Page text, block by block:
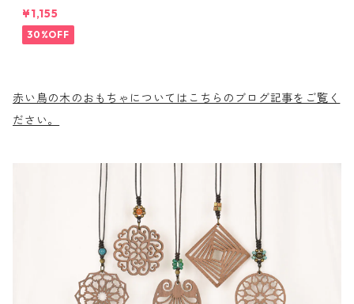
¥1,155
30%OFF
赤い鳥の木のおもちゃについてはこちらのブログ記事をご覧く
ださい。